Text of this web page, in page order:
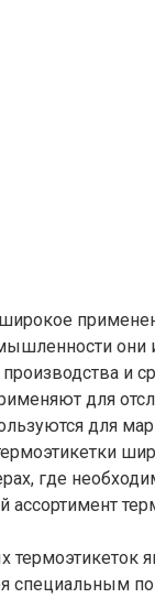
они
и
для
для
где
специальным